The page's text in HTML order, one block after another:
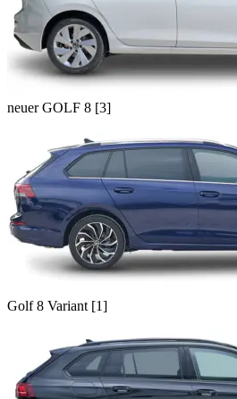
neuer GOLF 8 [3]
Golf 8 Variant [1]